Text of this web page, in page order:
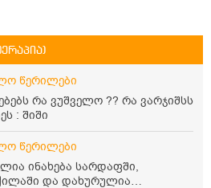
წერილები
რა ვუშველო ?? რა ვარჯიშსს
: შიში
წერილები
ინახება სარდაფში,
და დახურულია